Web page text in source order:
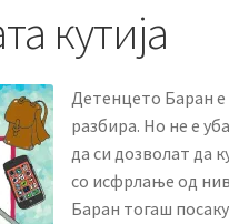
кутија
Детенцето Баран е
разбира. Но не е
да си дозволат да
со исфрлање од
Баран тогаш